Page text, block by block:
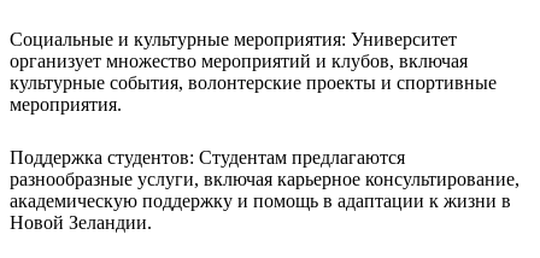
Социальные и культурные мероприятия: Университет
организует множество мероприятий и клубов, включая
культурные события, волонтерские проекты и спортивные
мероприятия.
Поддержка студентов: Студентам предлагаются
разнообразные услуги, включая карьерное консультирование,
академическую поддержку и помощь в адаптации к жизни в
Новой Зеландии.